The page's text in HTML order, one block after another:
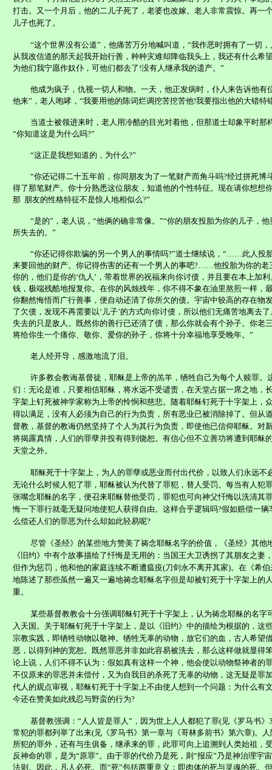
打击。又一个月后，他的二儿子死了，老婆也改嫁。老人非常震惊。再一
儿子也死了。
“这个世界没有公道”，他痛苦万分地喊叫道，“我作恶时拥有了一切
从我改信道的那天起我开始行善，种种灾难却降临我头上，我还有什么希
为他们我宁愿作奴仆，可他们都去了 !没有人继承我的遗产。”
他成为疯子，仇视一切人和物。一天，他正发病时，仆人来告诉他有
他来”，老人咆哮，“我要用他的陈词烂调挖苦挖苦他!我要指出他的大错特
当道士被领进来时，老人用冷酷的目光对着他，但那道士却象平时那
“你知道这是为什么吗?”
“这正是我想知道的，为什么?”
“你还记得二十五年前，你同朋友为了一笔财产而角斗吗?经过拼死博
得了那笔财产。你十分熟悉这位朋友，知道他的个性特征。现在请你想想
那 朋友的性格特征不是惊人地相似么?”
“是的”，老人说，“他俩的确非常像。”“你的朋友投胎为你的儿子，
所失去的。”
“你还记得你欺骗的另一个男人的事情吗?”道士继续说，“……此人投
来要回他的财产。你记得伤害的还有一个男人的事吧? ……他投胎为你的老
你的，他们是你的‘仇人’，带着世界的祝福来向你讨债，并且要在本上加
钱，极端残酷地报复你。在你的风烛残年，你不得不象在油里熬煎一样，
你翻然悔悟而广行善事，便自动还清了你所欠的债。宇宙中较高的存在物
了欠债，发现不再需要以‘儿子’的方式向你讨债，所以他们无痛苦地离去
失去的只是敌人。既然你的善行已还清了债，那么你就会有个孙子。你老
将给你生一个痛你、敬你、爱你的孙子，你将十分幸福地享受晚年。”
老人经开导，感激地流了泪。
许多教会教诲基督徒，耶稣是上帝的羔羊，牺牲自己为每个人赎罪。
们：无论是谁，只要相信耶稣，将水远不受谴责，在天堂占据一席之地，
字架上钉死被神学家称为上帝的怜悯和慈悲。随着耶稣钉死于十字架上，
得以满足，没有人必须为自己的行为负责，所有恶业已被消除掉了。但从
督教，基督的教诲仍然坚持了个人为其行为负责，即使他已信仰耶稣。对
将揭露真情，人们的罪孽并投有得到饶恕。有信心但不立善功将遭到耶稣
天堂之外。
耶稣死于十字架上，为人的罪孽或恶业而付出代价，以致人们永远不
无论什么时候人犯了罪，耶稣被认为代替了罪犯，替人受罚。每当有人犯
张嘴念耶稣的名字，便召来耶稣替他受罚，罪犯也可向神父忏悔以洗清其
悔一下罪行就毫无疑问地使犯人获得自由。这样合乎逻辑吗?假如赔偿一辆
么偿还人们的罪恶为什么却如此轻易呢?
尽管《圣经》的某些地方赞美了祷念耶稣名字的价值，《圣经》其他
《旧约》中有个故事描绘了忏悔是无用的：当国王大卫诱拐了其朋友之妻
但作为惩罚，他和他的家庭连续不断遭瘟疫(刀剑永不离开其家)。在《希
地陈述了那些虽然一遍又一遍地祷念耶稣名字但是却被钉死于十字架上的
重。
某些基督教教会十分强调耶稣钉死于十字架上，认为祷念耶稣的名字
入天国。关于耶稣钉死于十字架上，是以《旧约》中的描绘为根据的，这
宗教实践，即牺牲动物以敬神。牺牲无辜的动物，放它们的血，古人希望
恶，以得到神的宽恕。既然罪恶并非如此容易被洗去，那么这样做就显得
论上说，人们不得不认为：假如真有这样一个神，他会使以动物祭神者
不仅原来的罪恶并未偿付，又为自我目的杀死了无辜的动物，这无疑是罪
代人的观点审视，耶稣钉死于十字架上不由使人想到一个问题：为什么有
今还在赞美如此残忍与野蛮的行为?
基督教强调：“人人皆是罪人”，因为世上人人都犯了罪(见《罗马书》
常犯的罪都列举了出来(见《罗马书》第一章与《哥林多前书》第六章)。
所犯的罪外，还有与生俱备，继承来的罪，此罪可向上追溯到人类始祖，
反神命的罪，是为“原罪”。由于罪的代价乃是死，则“报应”乃是神治理宇
法则。因此，凡人必死。而“死”包括两重意义：即肉体的死与灵魂的死。